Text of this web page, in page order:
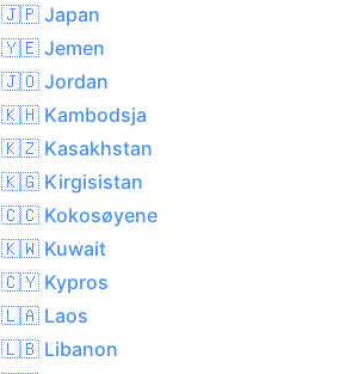
🇯🇵 Japan
🇾🇪 Jemen
🇯🇴 Jordan
🇰🇭 Kambodsja
🇰🇿 Kasakhstan
🇰🇬 Kirgisistan
🇨🇨 Kokosøyene
🇰🇼 Kuwait
🇨🇾 Kypros
🇱🇦 Laos
🇱🇧 Libanon